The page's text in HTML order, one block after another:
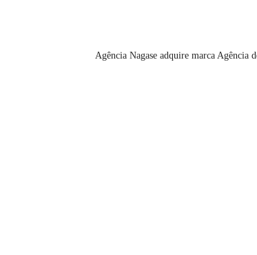
Agência Nagase adquire marca Agência